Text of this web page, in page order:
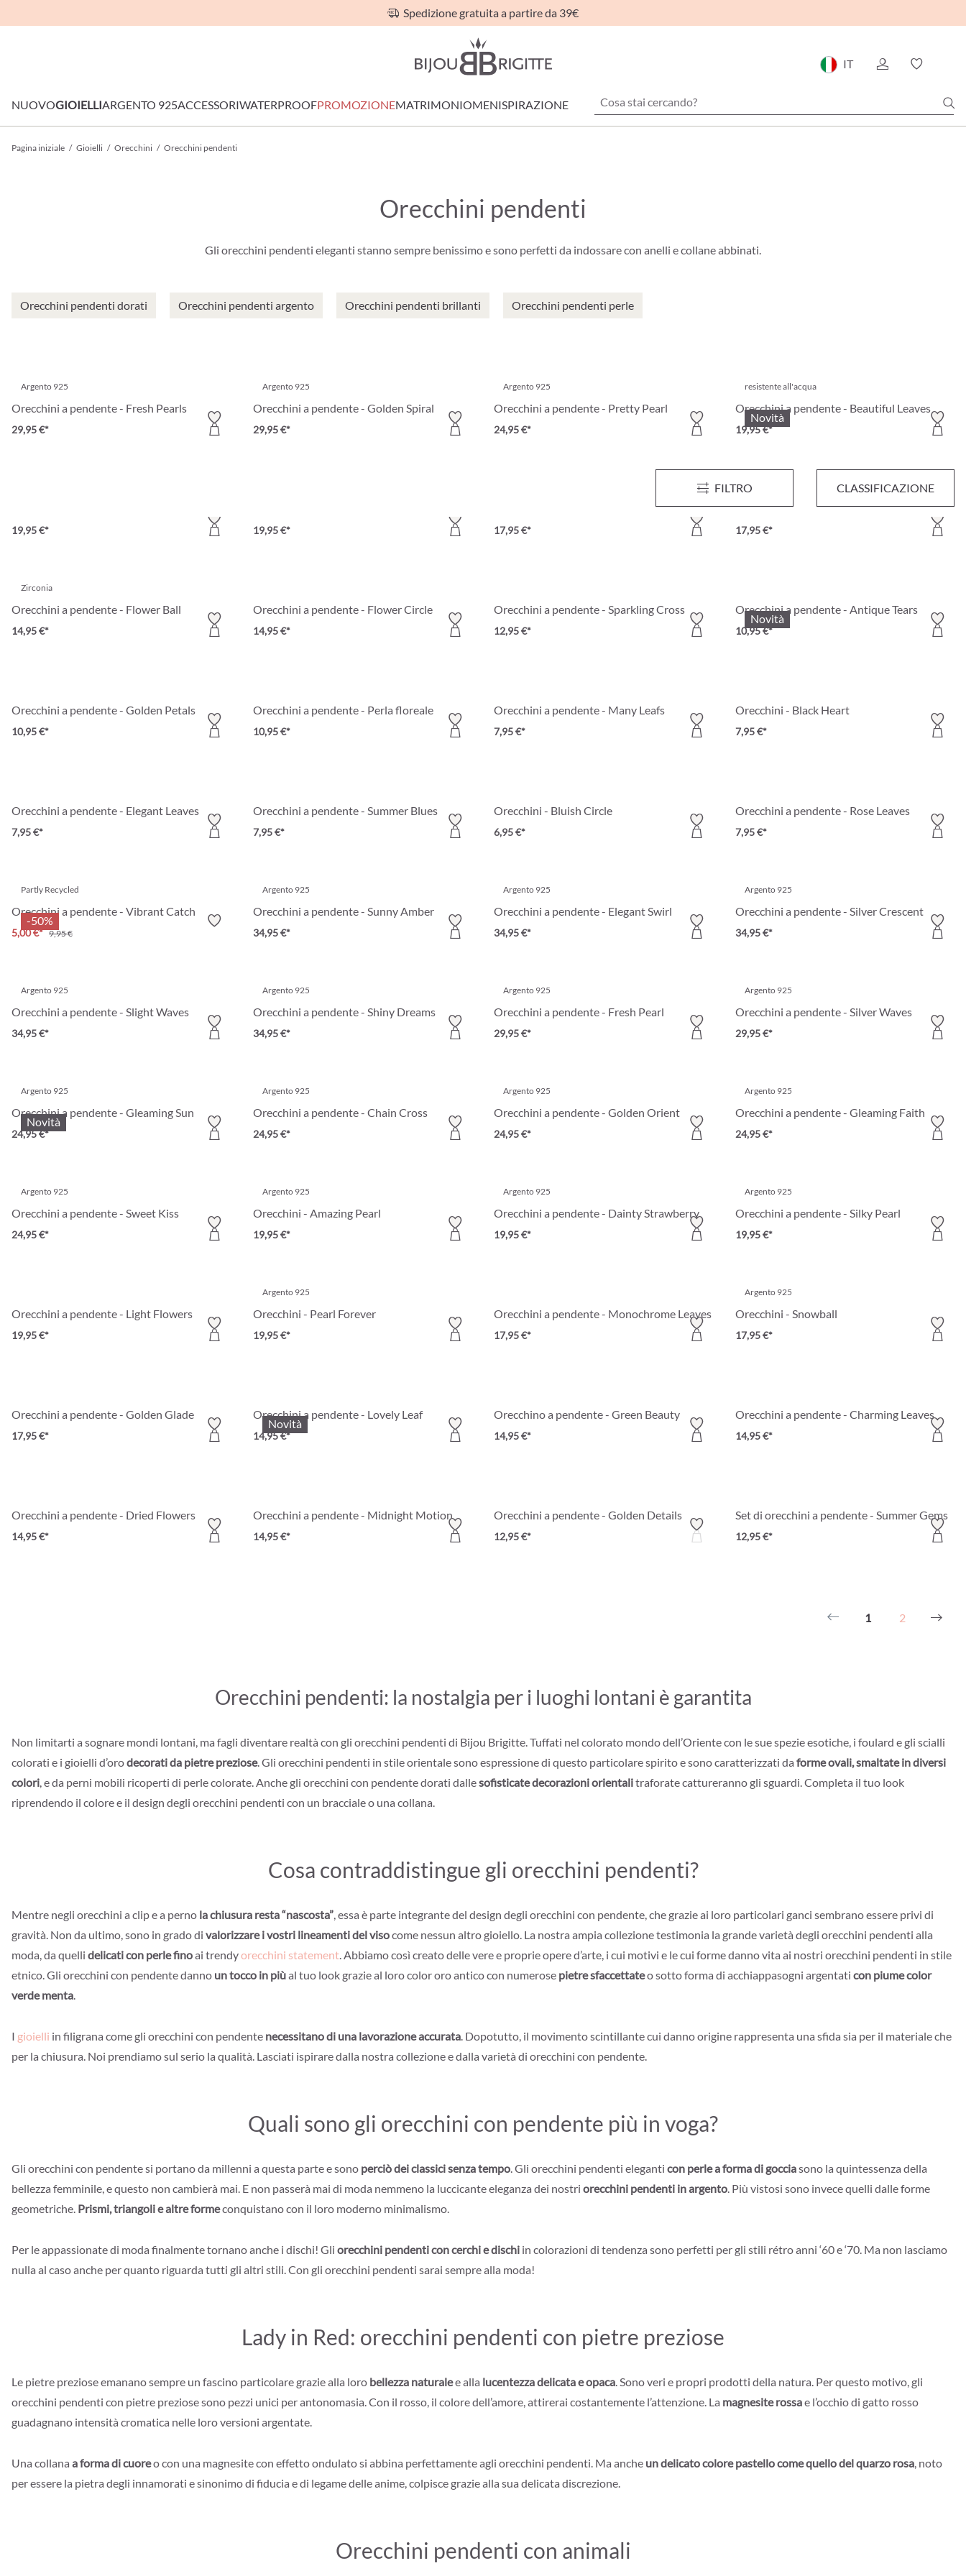
Spedizione gratuita a partire da 39€
IT
NUOVOGIOIELLIARGENTO 925ACCESSORIWATERPROOFPROMOZIONEMATRIMONIOMENISPIRAZIONE
Pagina iniziale / Gioielli / Orecchini / Orecchini pendenti
Orecchini pendenti
Gli orecchini pendenti eleganti stanno sempre benissimo e sono perfetti da indossare con anelli e collane abbinati.
Orecchini pendenti dorati Orecchini pendenti argento Orecchini pendenti brillanti Orecchini pendenti perle
FILTRO CLASSIFICAZIONE
Argento 925
Orecchini a pendente - Fresh Pearls
29,95 €*
Argento 925
Orecchini a pendente - Golden Spiral
29,95 €*
Argento 925
Orecchini a pendente - Pretty Pearl
24,95 €*
Novità
resistente all'acqua
Orecchini a pendente - Beautiful Leaves
19,95 €*
19,95 €* 19,95 €*
Orecchini a pendente - Dark Times
17,95 €*
Orecchini a pendente - Romatic Leaves
17,95 €*
Zirconia
Orecchini a pendente - Flower Ball
14,95 €*
Orecchini a pendente - Flower Circle
14,95 €*
Orecchini a pendente - Sparkling Cross
12,95 €*
Novità
Orecchini a pendente - Antique Tears
10,95 €*
Orecchini a pendente - Golden Petals
10,95 €*
Orecchini a pendente - Perla floreale
10,95 €*
Orecchini a pendente - Many Leafs
7,95 €*
Orecchini - Black Heart
7,95 €*
Orecchini a pendente - Elegant Leaves
7,95 €*
Orecchini a pendente - Summer Blues
7,95 €*
Orecchini - Bluish Circle
6,95 €*
Orecchini a pendente - Rose Leaves
7,95 €*
-50%
Partly Recycled
Orecchini a pendente - Vibrant Catch
5,00 €* 9,95 €
Argento 925
Orecchini a pendente - Sunny Amber
34,95 €*
Argento 925
Orecchini a pendente - Elegant Swirl
34,95 €*
Argento 925
Orecchini a pendente - Silver Crescent
34,95 €*
Argento 925
Orecchini a pendente - Slight Waves
34,95 €*
Argento 925
Orecchini a pendente - Shiny Dreams
34,95 €*
Argento 925
Orecchini a pendente - Fresh Pearl
29,95 €*
Argento 925
Orecchini a pendente - Silver Waves
29,95 €*
Novità
Argento 925
Orecchini a pendente - Gleaming Sun
24,95 €*
Argento 925
Orecchini a pendente - Chain Cross
24,95 €*
Argento 925
Orecchini a pendente - Golden Orient
24,95 €*
Argento 925
Orecchini a pendente - Gleaming Faith
24,95 €*
Argento 925
Orecchini a pendente - Sweet Kiss
24,95 €*
Argento 925
Orecchini - Amazing Pearl
19,95 €*
Argento 925
Orecchini a pendente - Dainty Strawberry
19,95 €*
Argento 925
Orecchini a pendente - Silky Pearl
19,95 €*
Orecchini a pendente - Light Flowers
19,95 €*
Argento 925
Orecchini - Pearl Forever
19,95 €*
Orecchini a pendente - Monochrome Leaves
17,95 €*
Argento 925
Orecchini - Snowball
17,95 €*
Orecchini a pendente - Golden Glade
17,95 €*
Novità
Orecchini a pendente - Lovely Leaf
14,95 €*
Orecchino a pendente - Green Beauty
14,95 €*
Orecchini a pendente - Charming Leaves
14,95 €*
Orecchini a pendente - Dried Flowers
14,95 €*
Orecchini a pendente - Midnight Motion
14,95 €*
Orecchini a pendente - Golden Details
12,95 €*
Set di orecchini a pendente - Summer Gems
12,95 €*
1 2
Orecchini pendenti: la nostalgia per i luoghi lontani è garantita
Non limitarti a sognare mondi lontani, ma fagli diventare realtà con gli orecchini pendenti di Bijou Brigitte. Tuffati nel colorato mondo dell’Oriente con le sue spezie esotiche, i foulard e gli scialli
colorati e i gioielli d’orodecorati da pietre preziose. Gli orecchini pendenti in stile orientale sono espressione di questo particolare spirito e sono caratterizzati da forme ovali, smaltate in diversi
colori, e da perni mobili ricoperti di perle colorate. Anche gli orecchini con pendente dorati dallesofisticate decorazioni orientalitraforate cattureranno gli sguardi. Completa il tuo look
riprendendo il colore e il design degli orecchini pendenti con un bracciale o una collana.
Cosa contraddistingue gli orecchini pendenti?
Mentre negli orecchini a clip e a perno la chiusura resta “nascosta”, essa è parte integrante del design degli orecchini con pendente, che grazie ai loro particolari ganci sembrano essere privi di
gravità. Non da ultimo, sono in grado di valorizzare i vostri lineamenti del visocome nessun altro gioiello. La nostra ampia collezione testimonia la grande varietà degli orecchini pendenti alla
moda, da quelli delicati con perle finoai trendyorecchini statement. Abbiamo così creato delle vere e proprie opere d’arte, i cui motivi e le cui forme danno vita ai nostri orecchini pendenti in stile
etnico. Gli orecchini con pendente danno un tocco in piùal tuo look grazie al loro color oro antico con numerose pietre sfaccettateo sotto forma di acchiappasogni argentati con piume color
verde menta.
I gioielli in filigrana come gli orecchini con pendente necessitano di una lavorazione accurata. Dopotutto, il movimento scintillante cui danno origine rappresenta una sfida sia per il materiale che
per la chiusura. Noi prendiamo sul serio la qualità. Lasciati ispirare dalla nostra collezione e dalla varietà di orecchini con pendente.
Quali sono gli orecchini con pendente più in voga?
Gli orecchini con pendente si portano da millenni a questa parte e sono perciò dei classici senza tempo. Gli orecchini pendenti eleganti con perle a forma di gocciasono la quintessenza della
bellezza femminile, e questo non cambierà mai. E non passerà mai di moda nemmeno la luccicante eleganza dei nostri orecchini pendenti in argento. Più vistosi sono invece quelli dalle forme
geometriche. Prismi, triangoli e altre formeconquistano con il loro moderno minimalismo.
Per le appassionate di moda finalmente tornano anche i dischi! Gli orecchini pendenti con cerchi e dischi in colorazioni di tendenza sono perfetti per gli stili rétro anni ‘60 e ‘70. Ma non lasciamo
nulla al caso anche per quanto riguarda tutti gli altri stili. Con gli orecchini pendenti sarai sempre alla moda!
Lady in Red: orecchini pendenti con pietre preziose
Le pietre preziose emanano sempre un fascino particolare grazie alla loro bellezza naturalee alla lucentezza delicata e opaca. Sono veri e propri prodotti della natura. Per questo motivo, gli
orecchini pendenti con pietre preziose sono pezzi unici per antonomasia. Con il rosso, il colore dell’amore, attirerai costantemente l’attenzione. La magnesite rossae l’occhio di gatto rosso
guadagnano intensità cromatica nelle loro versioni argentate.
Una collana a forma di cuoreo con una magnesite con effetto ondulato si abbina perfettamente agli orecchini pendenti. Ma anche un delicato colore pastello come quello del quarzo rosa, noto
per essere la pietra degli innamorati e sinonimo di fiducia e di legame delle anime, colpisce grazie alla sua delicata discrezione.
Orecchini pendenti con animali